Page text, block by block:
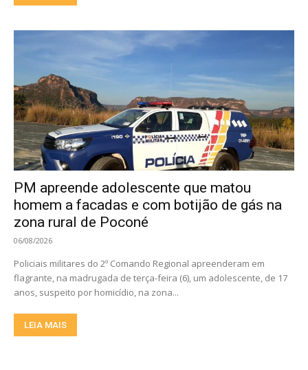
PM apreende adolescente que matou
homem a facadas e com botijão de gás na
zona rural de Poconé
06/08/2026
Policiais militares do 2º Comando Regional apreenderam em
flagrante, na madrugada de terça-feira (6), um adolescente, de 17
anos, suspeito por homicídio, na zona...
LEIA MAIS